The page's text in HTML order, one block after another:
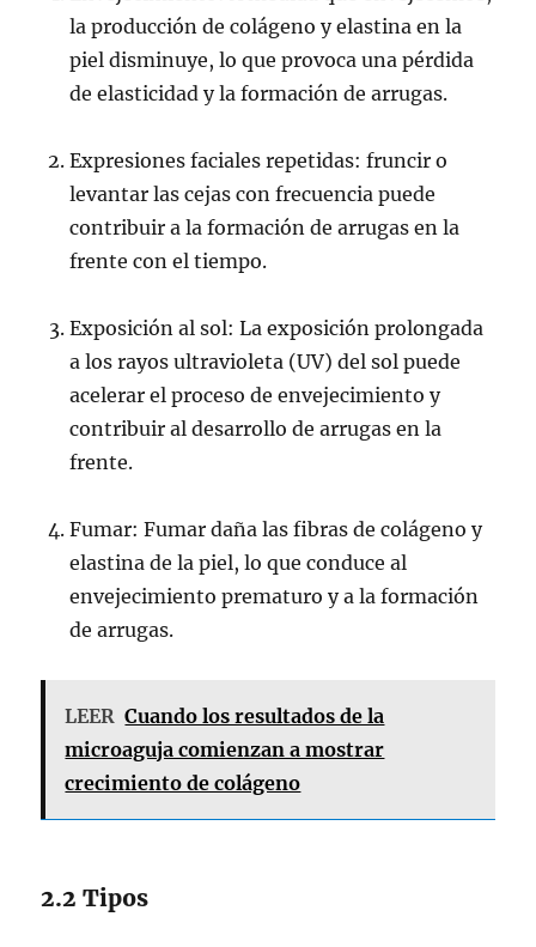
la producción de colágeno y elastina en la
piel disminuye, lo que provoca una pérdida
de elasticidad y la formación de arrugas.
Expresiones faciales repetidas: fruncir o
levantar las cejas con frecuencia puede
contribuir a la formación de arrugas en la
frente con el tiempo.
Exposición al sol: La exposición prolongada
a los rayos ultravioleta (UV) del sol puede
acelerar el proceso de envejecimiento y
contribuir al desarrollo de arrugas en la
frente.
Fumar: Fumar daña las fibras de colágeno y
elastina de la piel, lo que conduce al
envejecimiento prematuro y a la formación
de arrugas.
LEER Cuando los resultados de la
microaguja comienzan a mostrar
crecimiento de colágeno
2.2 Tipos